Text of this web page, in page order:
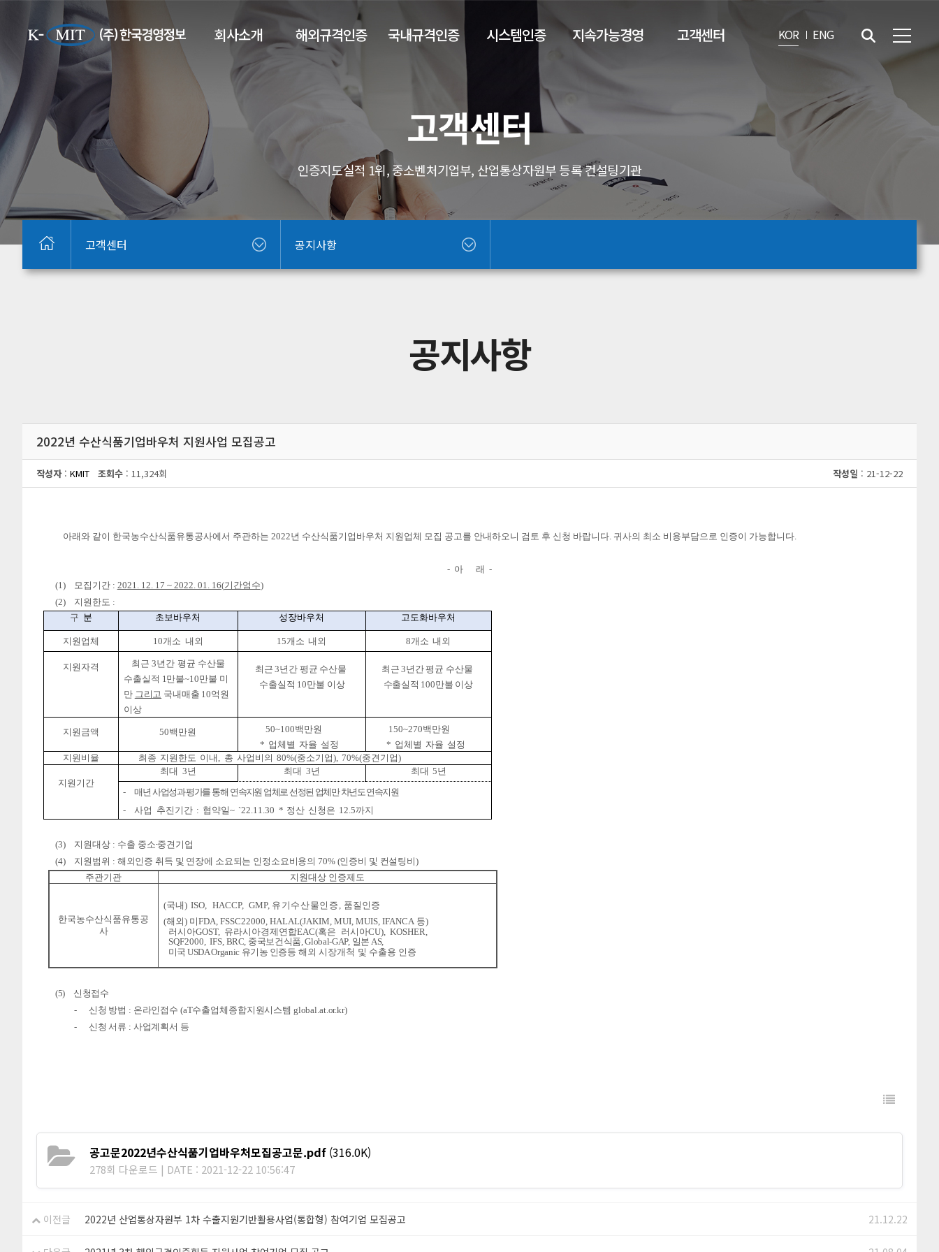
회사소개 해외규격인증 국내규격인증 시스템인증 지속가능경영 고객센터 KOR ENG
고객센터
인증지도실적 1위, 중소벤처기업부, 산업통상자원부 등록 컨설팅기관
고객센터 공지사항
공지사항
2022년 수산식품기업바우처 지원사업 모집공고
작성자: KMIT 조회수 : 11,324회 작성일 : 21-12-22
아래와 같이 한국농수산식품유통공사에서 주관하는 2022년 수산식품기업바우처 지원업체 모집 공고를 안내하오니 검토 후 신청 바랍니다. 귀사의 최소 비용부담으로 인증이 가능합니다.
- 아 래 -
(1)
모집기간 : 2021. 12. 17 ~ 2022. 01. 16(기간엄수)
(2)
지원한도 :
구 분 초보바우처 성장바우처 고도화바우처
지원업체 10개소 내외 15개소 내외 8개소 내외
지원자격 최근 3년간 평균 수산물
수출실적 1만불~10만불 미
만 그리고 국내매출 10억원
이상
최근 3년간 평균 수산물
수출실적 10만불 이상
최근 3년간평균 수산물
수출실적 100만불 이상
지원금액 50백만원 50~100백만원
* 업체별 자율 설정
150~270백만원
* 업체별 자율 설정
지원비율
최종 지원한도 이내 , 총 사업비의 80%(중소기업), 70%(중견기업)
지원기간
최대 3년 최대 3년 최대 5년
- 매년 사업성과평가를 통해 연속지원 업체로 선정된 업체만 차년도연속지원
-
사업 추진기간 : 협약일~ `22.11.30 * 정산 신청은 12.5까지
(3) 지원대상 : 수출 중소∙중견기업
(4)
지원범위 : 해외인증 취득 및 연장에 소요되는 인정소요비용의 70% (인증비 및 컨설팅비)
주관기관
지원대상 인증제도
한국농수산식품유통공
사
(국내) ISO, HACCP, GMP, 유기수산물인증 , 품질인증
(해외) 미FDA, FSSC22000, HALAL(JAKIM, MUI, MUIS, IFANCA 등)
러시아GOST, 유라시아경제연합EAC(혹은 러시아CU),
KOSHER,
SQF2000, IFS, BRC, 중국보건식품,Global-GAP, 일본 AS,
미국 USDA Organic 유기농 인증등 해외 시장개척 및 수출용 인증
(5) 신청접수
-
신청 방법 : 온라인접수 (aT수출업체종합지원시스템 global.at.or.kr)
-
신청 서류 : 사업계획서 등
공고문2022년수산식품기업바우처모집공고문.pdf (316.0K)
278회 다운로드 | DATE : 2021-12-22 10:56:47
이전글 2022년 산업통상자원부 1차 수출지원기반활용사업(통합형) 참여기업 모집공고 21.12.22